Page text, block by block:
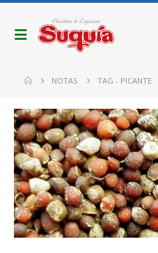
NOTAS TAG - PICANTE